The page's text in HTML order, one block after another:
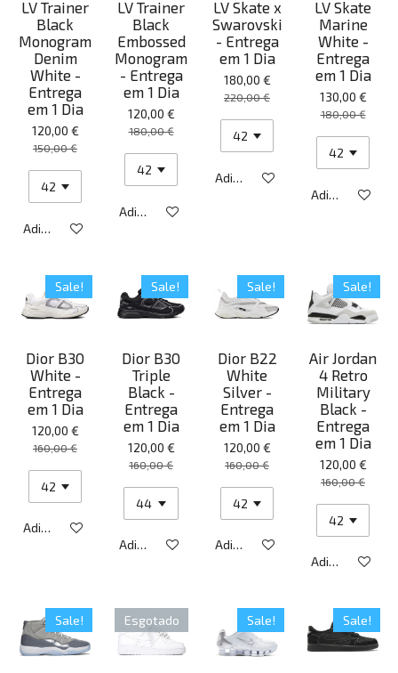
LV Trainer
Black
Monogram
Denim
White -
Entrega
em 1 Dia
120,00 €
150,00 €
Adicionar ao carrinho
LV Trainer
Black
Embossed
Monogram
- Entrega
em 1 Dia
120,00 €
180,00 €
Adicionar ao carrinho
LV Skate x
Swarovski
- Entrega
em 1 Dia
180,00 €
220,00 €
Adicionar ao carrinho
LV Skate
Marine
White -
Entrega
em 1 Dia
130,00 €
180,00 €
Adicionar ao
Sale!
Dior B30
White -
Entrega
em 1 Dia
120,00 €
160,00 €
Adicionar ao carrinho
Sale!
Dior B30
Triple
Black -
Entrega
em 1 Dia
120,00 €
160,00 €
Adicionar ao carrinho
Sale!
Dior B22
White
Silver -
Entrega
em 1 Dia
120,00 €
160,00 €
Adicionar ao carrinho
Sale!
Air Jordan
4 Retro
Military
Black -
Entrega
em 1 Dia
120,00 €
160,00 €
Adicionar ao
Sale! Esgotado Sale! Sale!